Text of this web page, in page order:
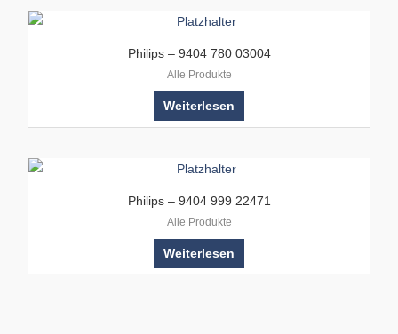
Philips – 9404 780 03004
Alle Produkte
Weiterlesen
Philips – 9404 999 22471
Alle Produkte
Weiterlesen